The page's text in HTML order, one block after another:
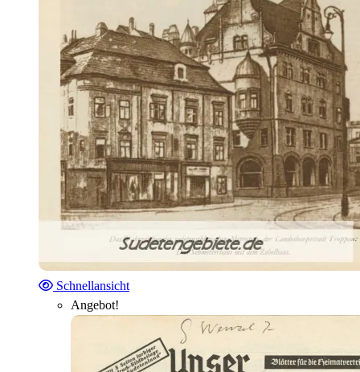
Schnellansicht
Angebot!